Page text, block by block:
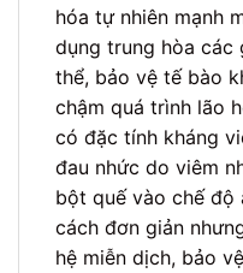
hóa tự nhiên mạnh
dụng trung hòa
thể, bảo vệ tế bào
chậm quá trình lão
có đặc tính kháng
đau nhức do viêm
bột quế vào chế độ
cách đơn giản
hệ miễn dịch, bảo